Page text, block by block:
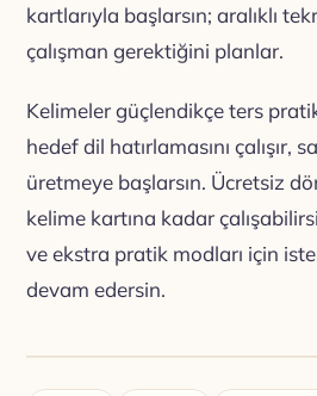
kartlarıyla başlarsın; aralıklı
çalışman gerektiğini planlar.
Kelimeler güçlendikçe ters
hedef dil hatırlamasını çalışır,
üretmeye başlarsın. Ücretsiz
kelime kartına kadar
ve ekstra pratik modları için
devam edersin.